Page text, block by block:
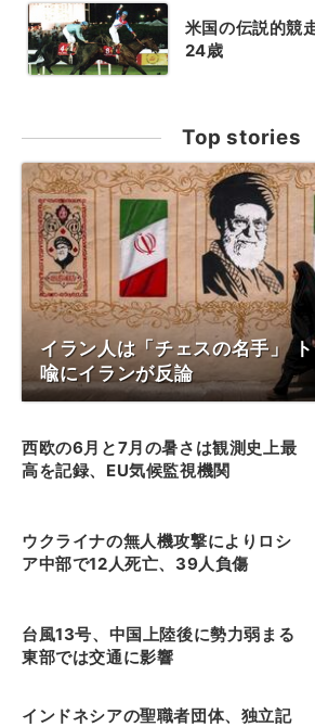
米国の伝説的競
24歳
Top stories
イラン人は「チェスの名手」
喩にイランが反論
西欧の6月と7月の暑さは観測史上最
高を記録、EU気候監視機関
ウクライナの無人機攻撃によりロシ
ア中部で12人死亡、39人負傷
台風13号、中国上陸後に勢力弱まる
東部では交通に影響
インドネシアの聖職者団体、独立記